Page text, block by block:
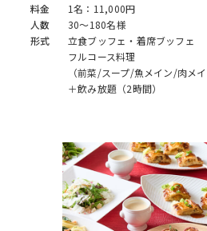
料金
1名：11,000円
人数
30～180名様
形式
立食ブッフェ・着席ブッフェ
フルコース料理
（前菜/スープ/魚メイン/肉メ
＋飲み放題（2時間）